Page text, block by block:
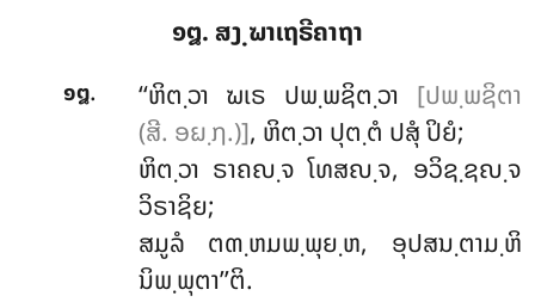
໑໘. ສງ຺ຆາເຖຣີຄາຖາ
໑໘. ‘‘ຫິຕ຺ວາ ຆເຣ ປພ຺ພຊິຕ຺ວາ [ປພ຺ພຊິຕາ
(ສີ. ອຏ຺ຐ.)], ຫິຕ຺ວາ ປຸຕ຺ຕໍ ປສຸໍ ປິຍໍ;
ຫິຕ຺ວາ ຣາຄຎ຺ຈ ໂທສຎ຺ຈ, ອວິຊ຺ຊຎ຺ຈ
ວິຣາຊິຍ;
ສມູລໍ ຕຓ຺ຫມພ຺ພຸຍ຺ຫ, ອຸປສນ຺ຕາມ຺ຫິ
ນິພ຺ພຸຕາ’’ຕິ.